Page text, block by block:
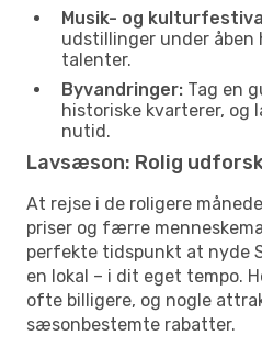
Musik- og
udstillinger under åben
talenter.
Byvandringer: Tag en
historiske kvarterer, og
nutid.
Lavsæson: Rolig
At rejse i de roligere
priser og færre
perfekte tidspunkt at nyde
en lokal – i dit eget tempo.
ofte billigere, og nogle
sæsonbestemte rabatter.